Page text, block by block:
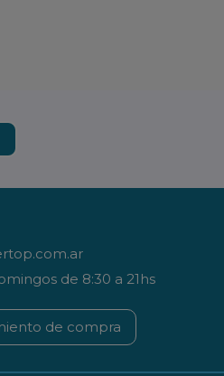
de 8:30 a 21hs
de compra